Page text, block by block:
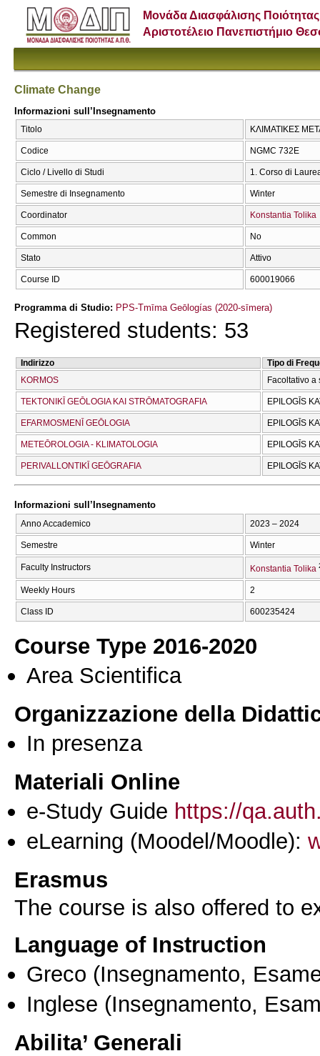
Μονάδα Διασφάλισης Ποιότητας
Αριστοτέλειο Πανεπιστήμιο
Climate Change
Informazioni sull’Insegnamento
Titolo ΚΛΙΜΑΤΙΚΕΣ
Codice NGMC 732E
Ciclo / Livello di Studi 1. Corso di
Semestre di Insegnamento Winter
Coordinator Konstantia Tolika
Common No
Stato Attivo
Course ID 600019066
Programma di Studio: PPS-Tmīma Geōlogías (2020-sīmera)
Registered students: 53
Indirizzo
Tipo di
KORMOS
Facoltativo a
TEKTONIKĪ GEŌLOGIA KAI STRŌMATOGRAFIA EPILOGĪS
EFARMOSMENĪ GEŌLOGIA EPILOGĪS
METEŌROLOGIA - KLIMATOLOGIA EPILOGĪS
PERIVALLONTIKĪ GEŌGRAFIA EPILOGĪS
Informazioni sull’Insegnamento
Anno Accademico 2023 – 2024
Semestre Winter
Faculty Instructors Konstantia Tolika
Weekly Hours 2
Class ID 600235424
Course Type 2016-2020
Area Scientifica
Organizzazione della
In presenza
Materiali Online
e-Study Guide https://
eLearning (Moodel/Moodle):
Erasmus
The course is also offered to
Language of Instruction
Greco (Insegnamento,
Inglese (Insegnamento,
Abilita’ Generali